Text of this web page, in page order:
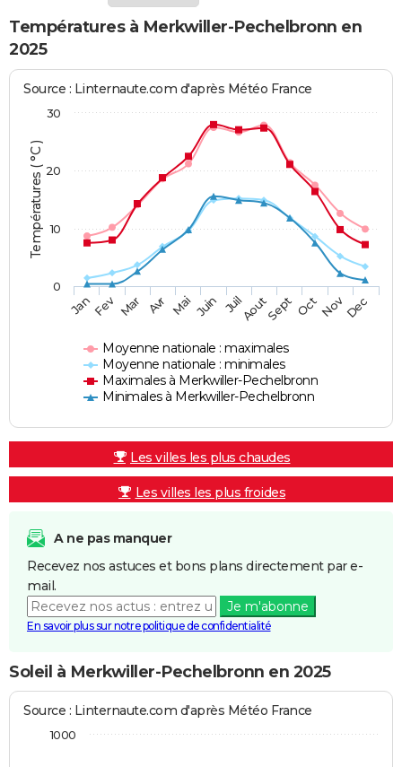
Températures à Merkwiller-Pechelbronn en
2025
Températures ( °C )
Source : Linternaute.com d'après Météo France
Moyenne nationale : maximales
Moyenne nationale : minimales
Maximales à Merkwiller-Pechelbronn
Minimales à Merkwiller-Pechelbronn
JanFev Mar Avr Mai Juin JuilAoutSept OctNovDec
0
10
20
30
Les villes les plus chaudes
Les villes les plus froides
A ne pas manquer
Recevez nos astuces et bons plans directement par e-
mail.
Je m'abonne
En savoir plus sur notre politique de confidentialité
Soleil à Merkwiller-Pechelbronn en 2025
Source : Linternaute.com d'après Météo France
1000